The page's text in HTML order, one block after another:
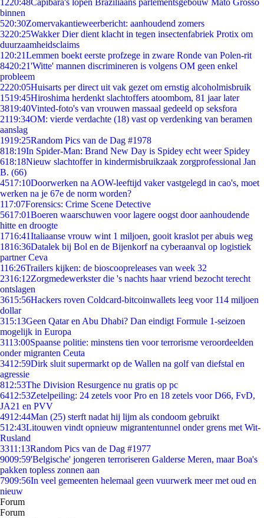
1220:48Capibara's lopen Braziliaans parlementsgebouw Mato Grosso
binnen
520:30Zomervakantieweerbericht: aanhoudend zomers
3220:25Wakker Dier dient klacht in tegen insectenfabriek Protix om
duurzaamheidsclaims
1 20:21Lemmen boekt eerste profzege in zware Ronde van Polen-rit
8420:21'Witte' mannen discrimineren is volgens OM geen enkel
probleem
2220:05Huisarts per direct uit vak gezet om ernstig alcoholmisbruik
1519:45Hiroshima herdenkt slachtoffers atoombom, 81 jaar later
3819:40Vinted-foto's van vrouwen massaal gedeeld op seksfora
2119:34OM: vierde verdachte (18) vast op verdenking van beramen
aanslag
1919:25Random Pics van de Dag #1978
818:19In Spider-Man: Brand New Day is Spidey echt weer Spidey
618:18Nieuw slachtoffer in kindermisbruikzaak zorgprofessional Jan
B. (66)
4517:10Doorwerken na AOW-leeftijd vaker vastgelegd in cao's, moet
werken na je 67e de norm worden?
117:07Forensics: Crime Scene Detective
5617:01Boeren waarschuwen voor lagere oogst door aanhoudende
hitte en droogte
1716:41Italiaanse vrouw wint 1 miljoen, gooit kraslot per abuis weg
1816:36Datalek bij Bol en de Bijenkorf na cyberaanval op logistiek
partner Ceva
116:26Trailers kijken: de bioscoopreleases van week 32
2316:12Zorgmedewerkster die 's nachts haar vriend bezocht terecht
ontslagen
3615:56Hackers roven Coldcard-bitcoinwallets leeg voor 114 miljoen
dollar
315:13Geen Qatar en Abu Dhabi? Dan eindigt Formule 1-seizoen
mogelijk in Europa
3113:00Spaanse politie: minstens tien voor terrorisme veroordeelden
onder migranten Ceuta
3412:59Dirk sluit supermarkt op de Wallen na golf van diefstal en
agressie
812:53The Division Resurgence nu gratis op pc
6412:53Zetelpeiling: 24 zetels voor Pro en 18 zetels voor D66, FvD,
JA21 en PVV
4912:44Man (25) sterft nadat hij lijm als condoom gebruikt
512:43Litouwen vindt opnieuw migrantentunnel onder grens met Wit-
Rusland
3311:13Random Pics van de Dag #1977
9009:59'Belgische' jongeren terroriseren Galderse Meren, maar Boa's
pakken topless zonnen aan
7909:56In veel gemeenten helemaal geen vuurwerk meer met oud en
nieuw
Forum
Forum